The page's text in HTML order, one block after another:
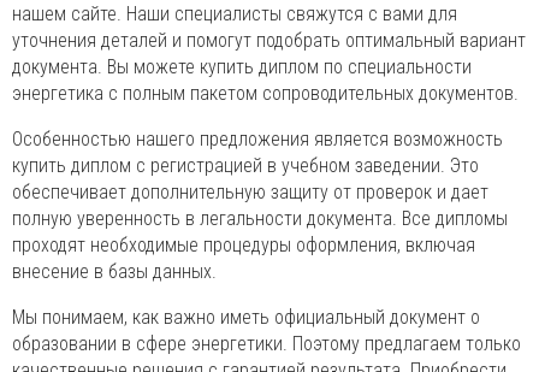
нашем сайте. Наши специалисты свяжутся с вами для
уточнения деталей и помогут подобрать оптимальный вариант
документа. Вы можете купить диплом по специальности
энергетика с полным пакетом сопроводительных документов.
Особенностью нашего предложения является возможность
купить диплом с регистрацией в учебном заведении. Это
обеспечивает дополнительную защиту от проверок и дает
полную уверенность в легальности документа. Все дипломы
проходят необходимые процедуры оформления, включая
внесение в базы данных.
Мы понимаем, как важно иметь официальный документ о
образовании в сфере энергетики. Поэтому предлагаем только